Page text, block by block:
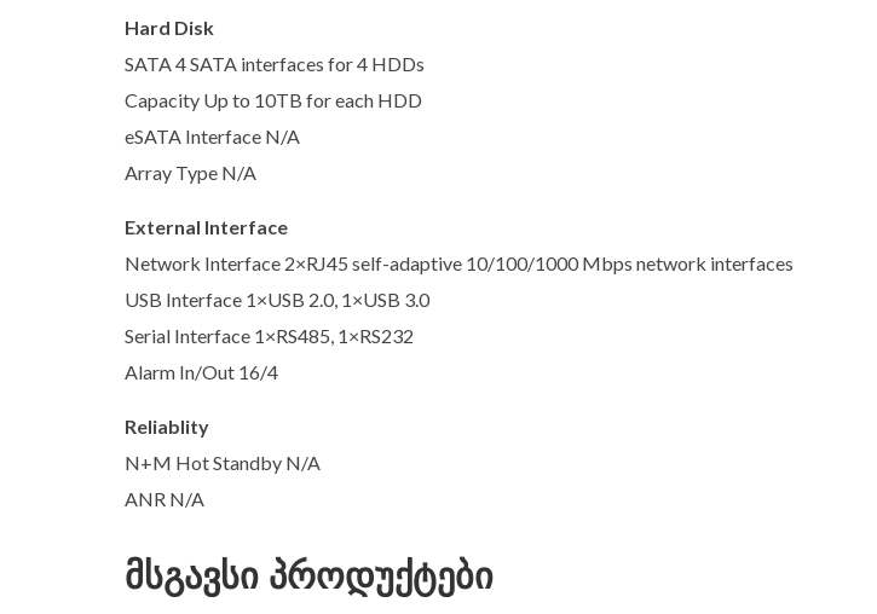
Hard Disk
SATA 4 SATA interfaces for 4 HDDs
Capacity Up to 10TB for each HDD
eSATA Interface N/A
Array Type N/A
External Interface
Network Interface 2×RJ45 self-adaptive 10/100/1000 Mbps network interfaces
USB Interface 1×USB 2.0, 1×USB 3.0
Serial Interface 1×RS485, 1×RS232
Alarm In/Out 16/4
Reliablity
N+M Hot Standby N/A
ANR N/A
მსგავსი პროდუქტები